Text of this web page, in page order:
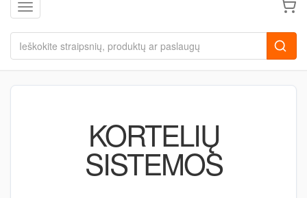
Toggle navigation
KORTELIŲ
SISTEMOS